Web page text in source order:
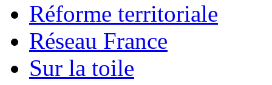
Réforme territoriale
Réseau France
Sur la toile